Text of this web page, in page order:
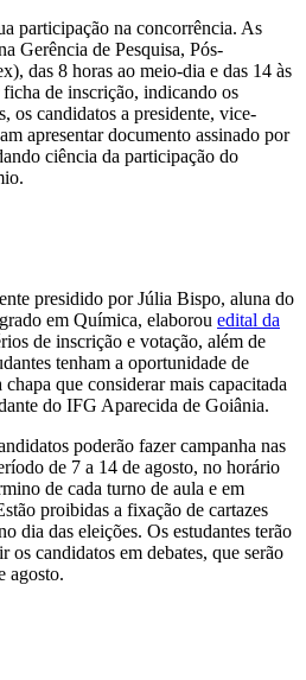
participação na concorrência. As
Gerência de Pesquisa, Pós-
das 8 horas ao meio-dia e das 14 às
de inscrição, indicando os
os candidatos a presidente, vice-
apresentar documento assinado por
ciência da participação do
presidido por Júlia Bispo, aluna do
em Química, elaborou edital da
de inscrição e votação, além de
tenham a oportunidade de
que considerar mais capacitada
do IFG Aparecida de Goiânia.
poderão fazer campanha nas
de 7 a 14 de agosto, no horário
de cada turno de aula e em
proibidas a fixação de cartazes
dia das eleições. Os estudantes terão
os candidatos em debates, que serão
agosto.